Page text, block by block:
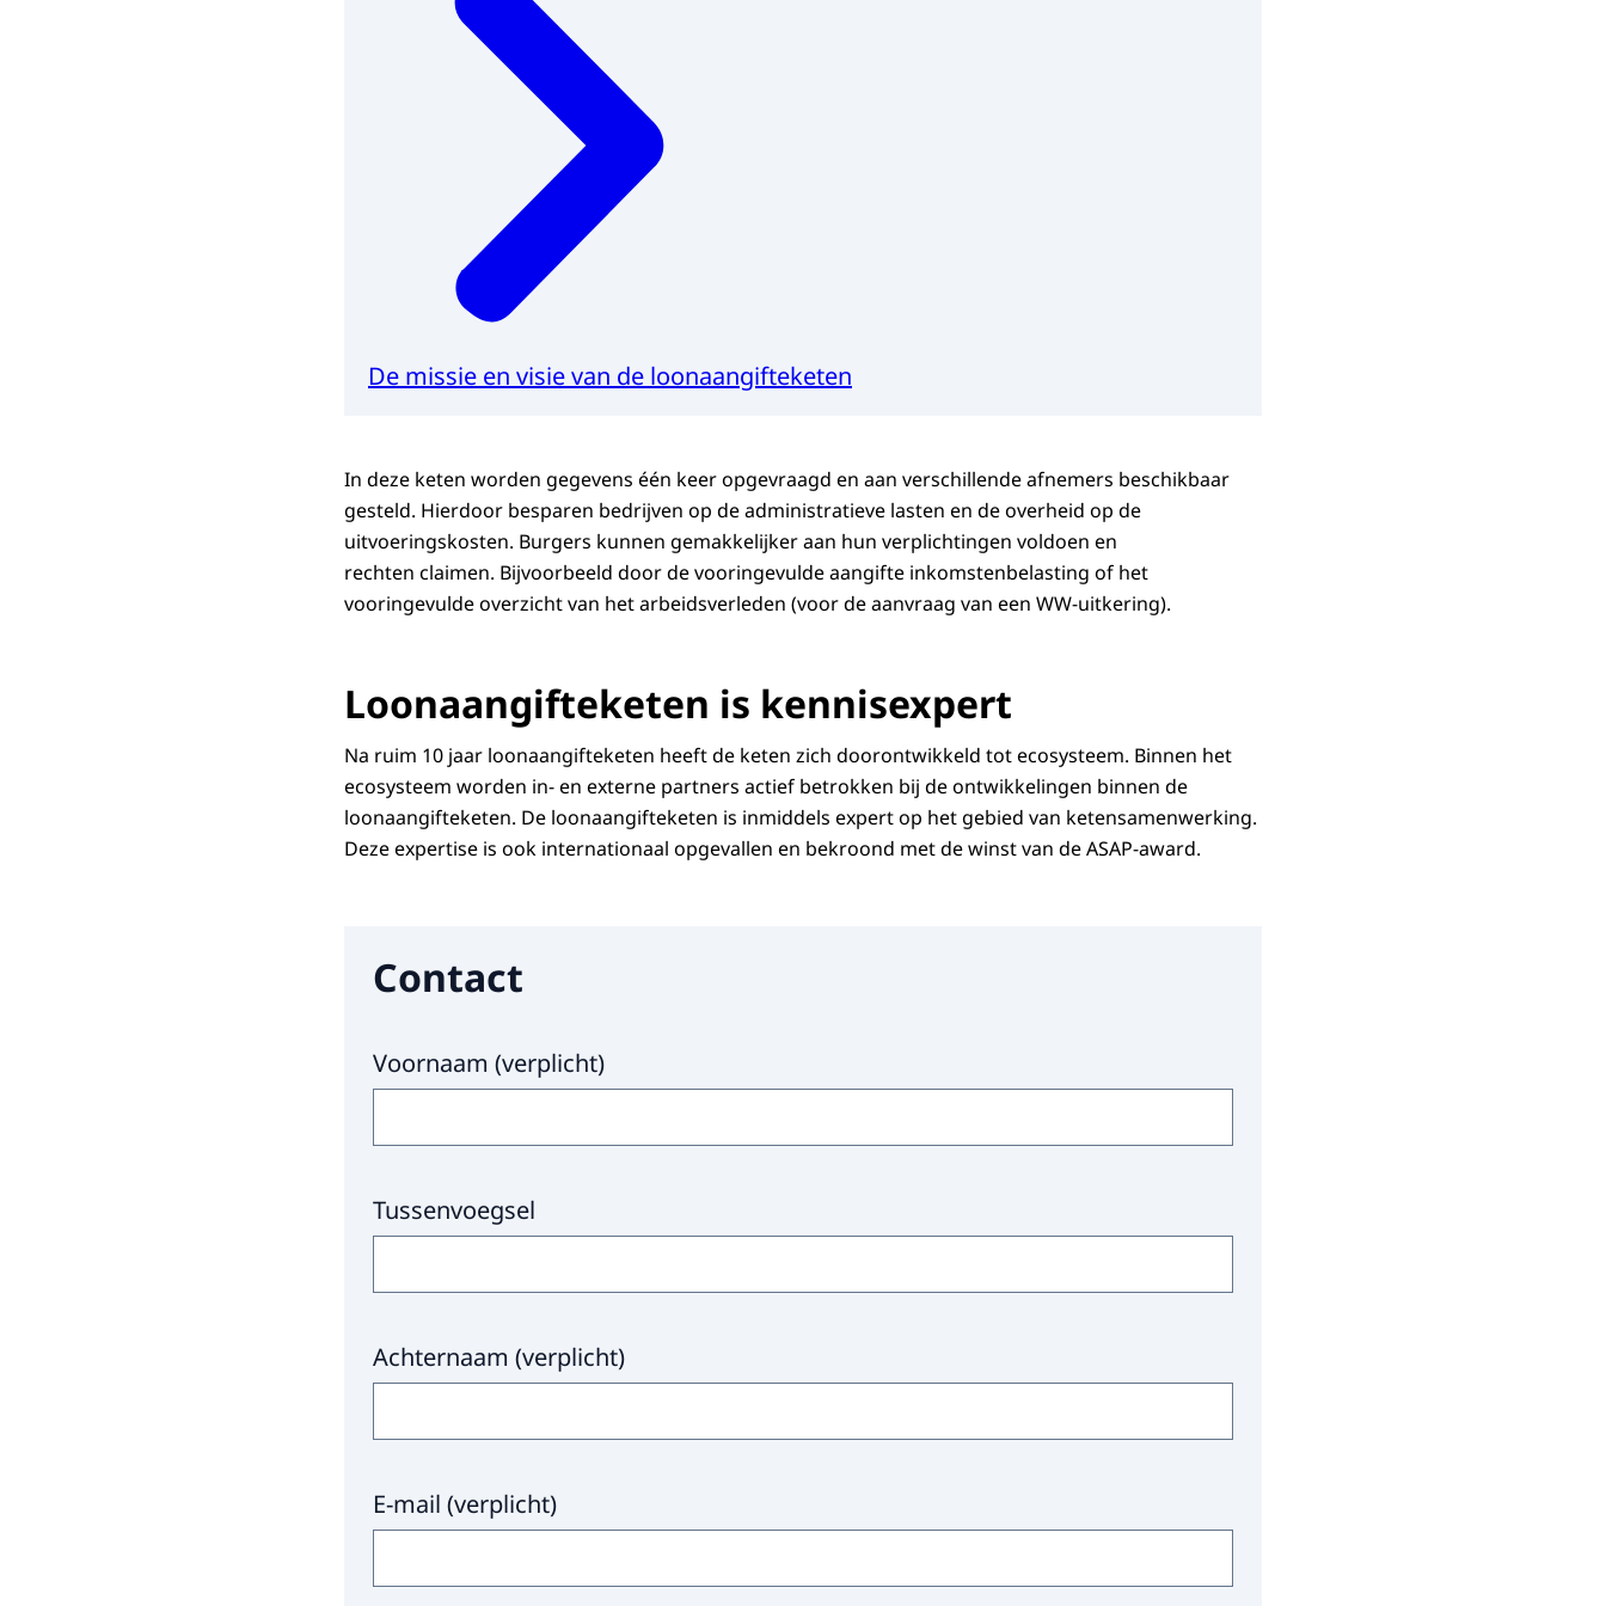
De missie en visie van de loonaangifteketen
In deze keten worden gegevens één keer opgevraagd en aan verschillende afnemers beschikbaar
gesteld. Hierdoor besparen bedrijven op de administratieve lasten en de overheid op de
uitvoeringskosten. Burgers kunnen gemakkelijker aan hun verplichtingen voldoen en
rechten claimen. Bijvoorbeeld door de voor­ingevulde aangifte inkomstenbelasting of het
vooringevulde overzicht van het arbeids­verleden (voor de aanvraag van een WW-uitkering).
Loonaangifteketen is kennisexpert
Na ruim 10 jaar loonaangifteketen heeft de keten zich doorontwikkeld tot ecosysteem. Binnen het
ecosysteem worden in- en externe partners actief betrokken bij de ontwikkelingen binnen de
loonaangifteketen. De loonaangifteketen is inmiddels expert op het gebied van ketensamenwerking.
Deze expertise is ook internationaal opgevallen en bekroond met de winst van deASAP-award.
Contact
Voornaam (verplicht)
Tussenvoegsel
Achternaam (verplicht)
E-mail (verplicht)
Hier niets invullen a.u.b.